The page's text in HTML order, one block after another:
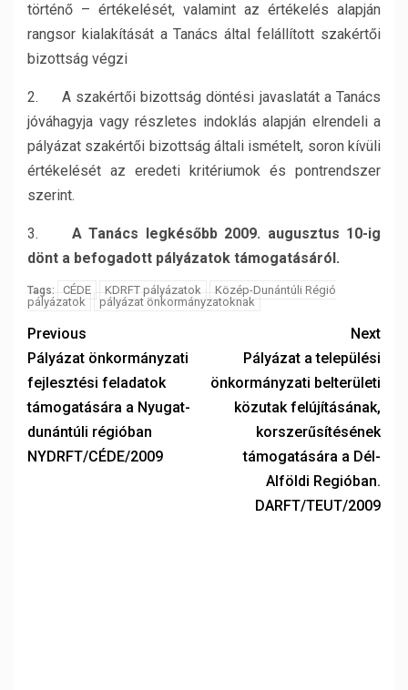
történő – értékelését, valamint az értékelés alapján
rangsor kialakítását a Tanács által felállított szakértői
bizottság végzi
2. A szakértői bizottság döntési javaslatát a Tanács
jóváhagyja vagy részletes indoklás alapján elrendeli a
pályázat szakértői bizottság általi ismételt, soron kívüli
értékelését az eredeti kritériumok és pontrendszer
szerint.
3. A Tanács legkésőbb 2009. augusztus 10-ig
dönt a befogadott pályázatok támogatásáról.
Tags: CÉDE KDRFT pályázatok
Közép-Dunántúli Régió
pályázatok
pályázat önkormányzatoknak
Previous
Pályázat önkormányzati
fejlesztési feladatok
támogatására a Nyugat-
dunántúli régióban
NYDRFT/CÉDE/2009
Next
Pályázat a települési
önkormányzati belterületi
közutak felújításának,
korszerűsítésének
támogatására a Dél-
Alföldi Regióban.
DARFT/TEUT/2009